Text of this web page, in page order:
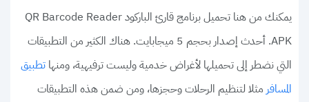
يمكنك من هنا تحميل برنامج قارئ الباركود QR Barcode Reader
.APK أحدث إصدار بحجم 5 ميجابايت. هناك الكثير من التطبيقات
التي نضطر إلى تحميلها لأغراض خدمية وليست ترفيهية، ومنها تطبيق
المسافر مثلا لتنظيم الرحلات وحجزها، ومن ضمن هذه التطبيقات